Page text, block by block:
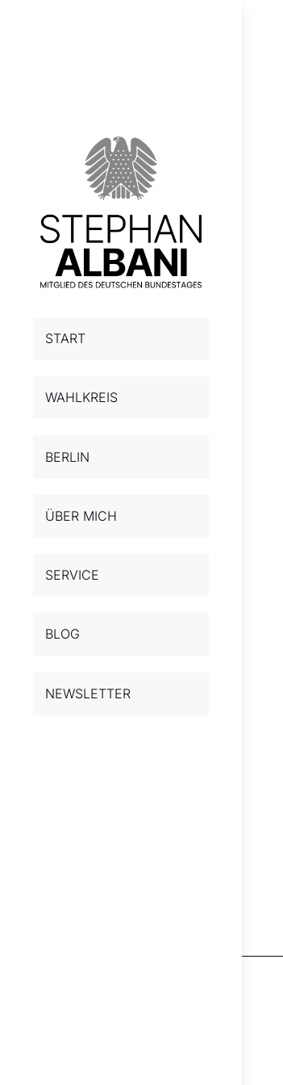
START
WAHLKREIS
BERLIN
ÜBER MICH
SERVICE
BLOG
NEWSLETTER